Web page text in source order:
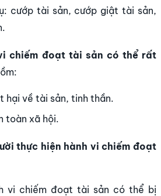
cướp tài sản, cướp giật tài sản,
chiếm đoạt tài sản có thể rất
hại về tài sản, tinh thần.
toàn xã hội.
thực hiện hành vi chiếm đoạt
vi chiếm đoạt tài sản có thể bị